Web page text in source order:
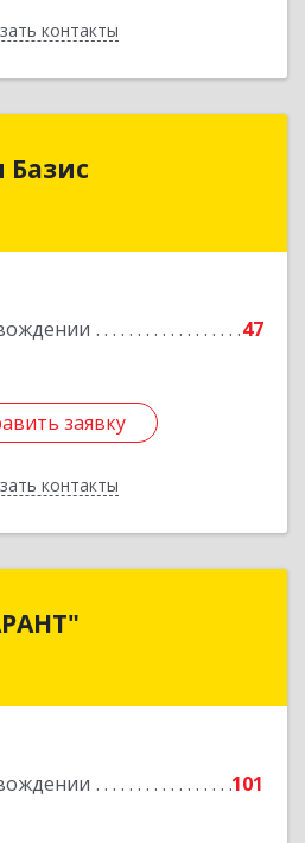
контакты
Назад
Базис
47
заявку
контакты
обл, город Кирово-Чепецк
Подробнее
заявку
Назад
101
край, Чайковский г, Карла